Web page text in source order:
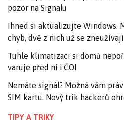
pozor na Signalu
Ihned si aktualizujte Windows.
chyb, dvě z nich už se zneužívají
Tuhle klimatizaci si domů
varuje před ní i ČOI
Nemáte signál? Možná vám
SIM kartu. Nový trik hackerů
TIPY A TRIKY